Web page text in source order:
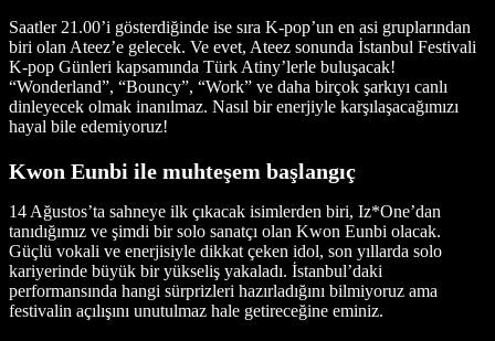
Saatler 21.00’i gösterdiğinde ise sıra K-pop’un en asi gruplarından
biri olan Ateez’e gelecek. Ve evet, Ateez sonunda İstanbul Festivali
K-pop Günleri kapsamında Türk Atiny’lerle buluşacak!
“Wonderland”, “Bouncy”, “Work” ve daha birçok şarkıyı canlı
dinleyecek olmak inanılmaz. Nasıl bir enerjiyle karşılaşacağımızı
hayal bile edemiyoruz!
Kwon Eunbi ile muhteşem başlangıç
14 Ağustos’ta sahneye ilk çıkacak isimlerden biri, Iz*One’dan
tanıdığımız ve şimdi bir solo sanatçı olan Kwon Eunbi olacak.
Güçlü vokali ve enerjisiyle dikkat çeken idol, son yıllarda solo
kariyerinde büyük bir yükseliş yakaladı. İstanbul’daki
performansında hangi sürprizleri hazırladığını bilmiyoruz ama
festivalin açılışını unutulmaz hale getireceğine eminiz.